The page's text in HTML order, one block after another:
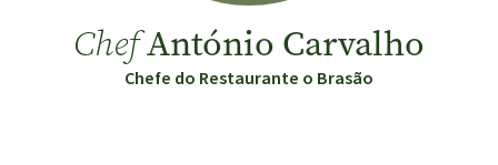
ChefAntónio Carvalho
Chefe do Restaurante o Brasão